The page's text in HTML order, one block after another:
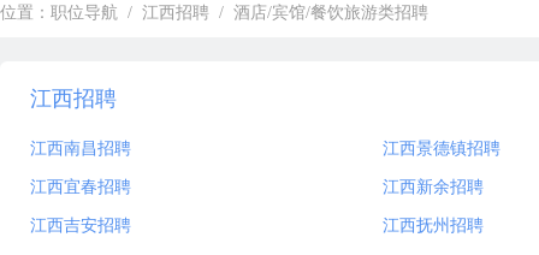
位置： 职位导航 / 江西招聘 / 酒店/宾馆/餐饮旅游类招聘
江西招聘
江西南昌招聘 江西景德镇招聘
江西宜春招聘 江西新余招聘
江西吉安招聘 江西抚州招聘